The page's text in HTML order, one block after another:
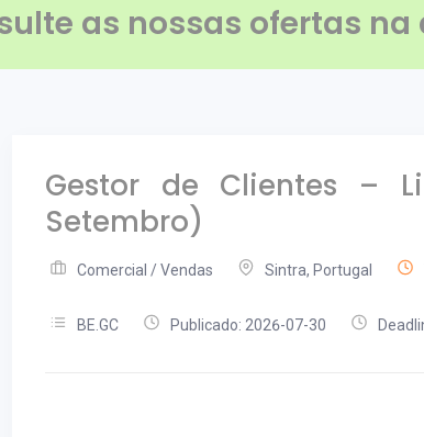
as nossas ofertas
Gestor de Clientes –
Setembro)
Comercial / Vendas Sintra, Portugal
BE.GC Publicado: 2026-07-30